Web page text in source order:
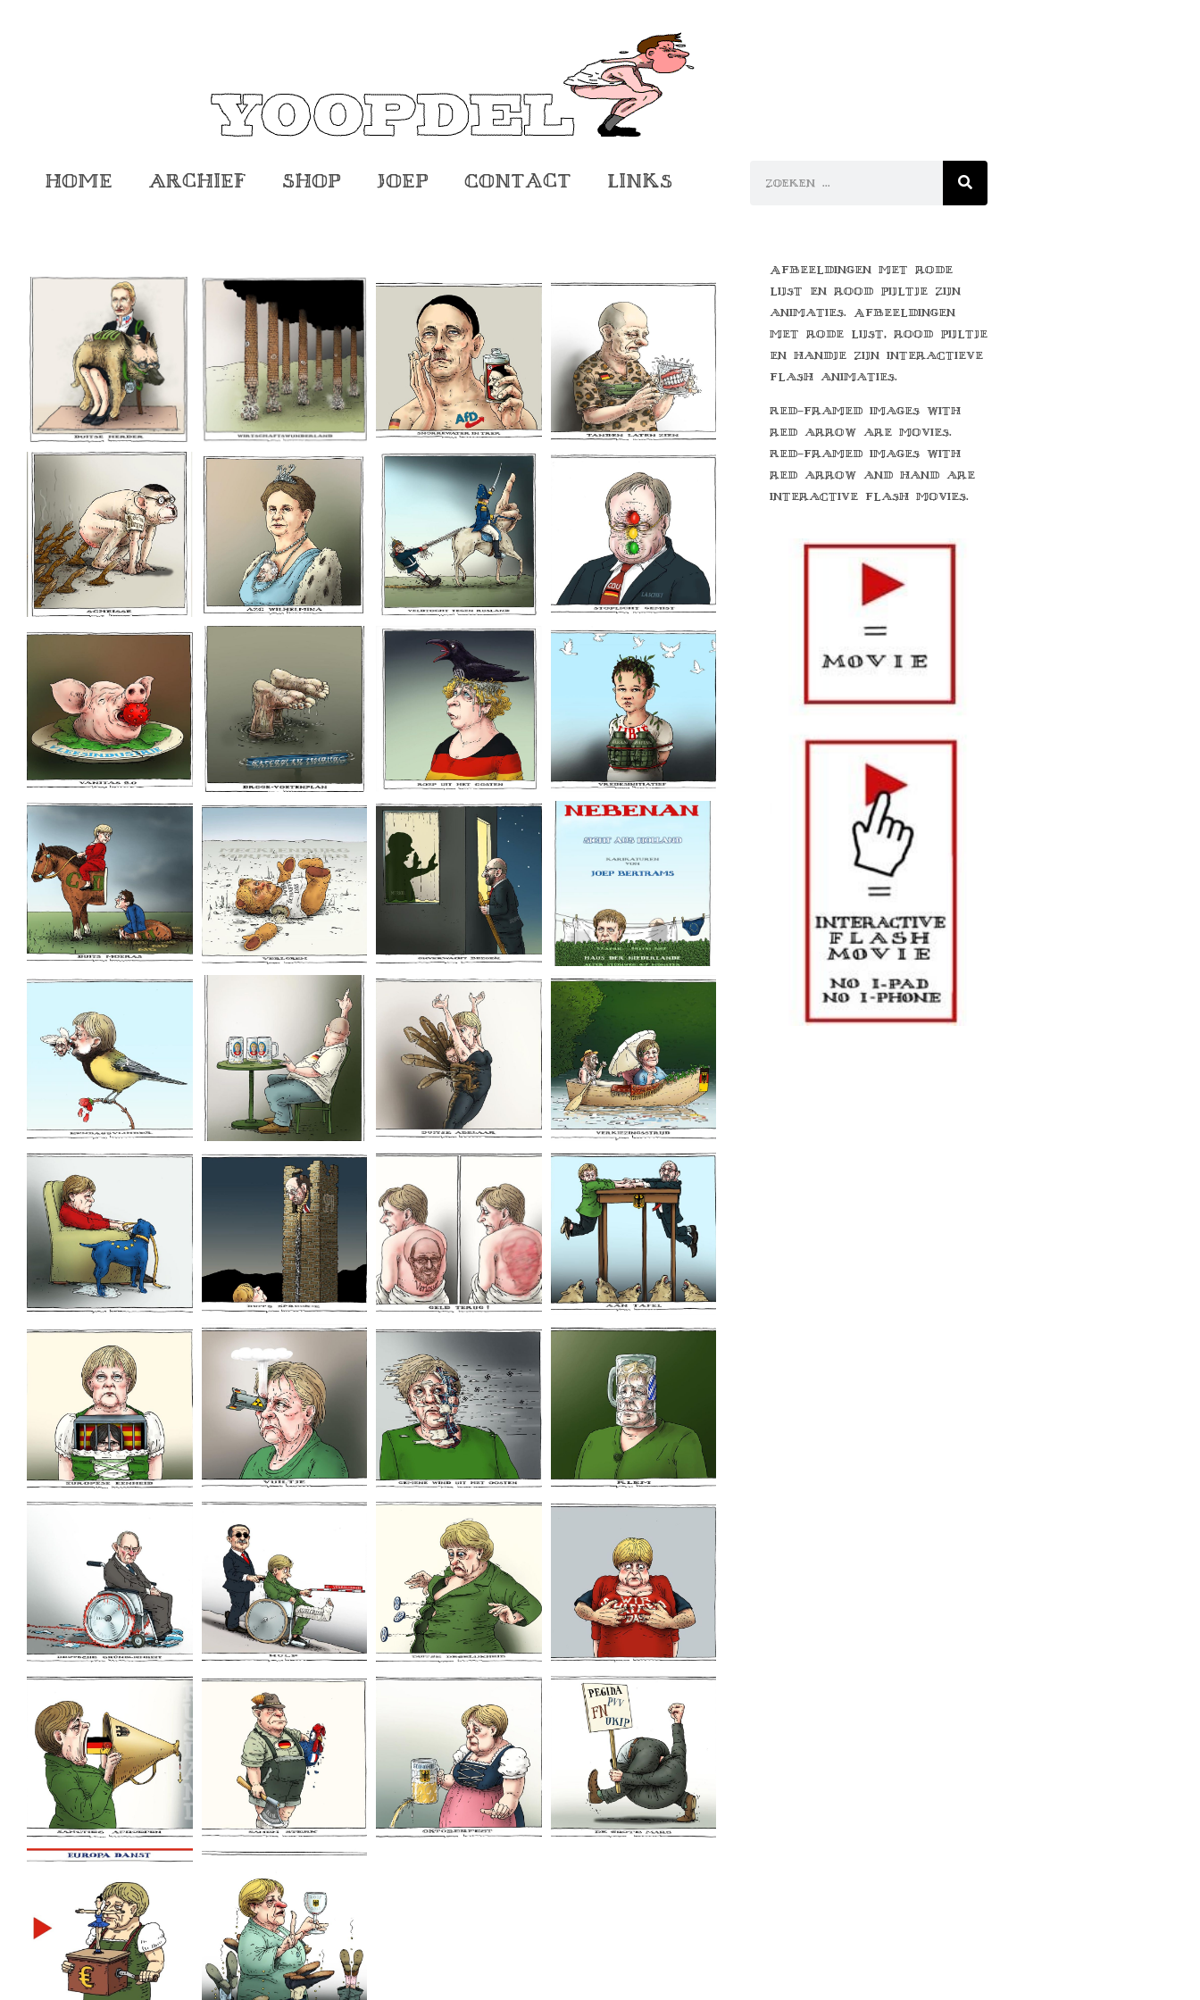
Home Archief Shop Joep Contact Links
Afbeeldingen met rode
lijst en rood pijltje zijn
animaties. Afbeeldingen
met rode lijst, rood pijltje
en handje zijn interactieve
flash animaties.
Red-framed images with
red arrow are movies.
Red-framed images with
red arrow and hand are
interactive flash movies.